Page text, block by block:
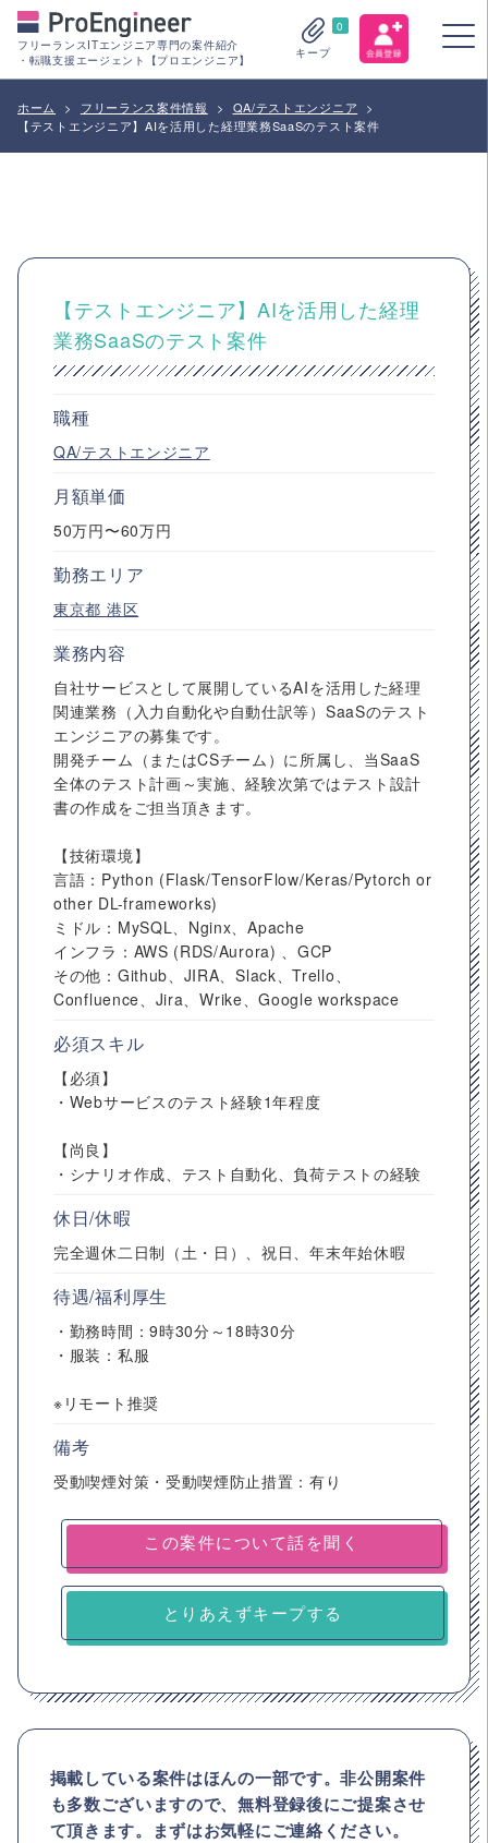
フリーランスITエンジニア専門の案件紹介
・転職支援エージェント【プロエンジニア】
0
キープ
ホーム > フリーランス案件情報 > QA/テストエンジニア
>
【テストエンジニア】AIを活用した経理業務SaaSのテスト案件
【テストエンジニア】AIを活用した経理
業務SaaSのテスト案件
職種
QA/テストエンジニア
月額単価
50万円〜60万円
勤務エリア
東京都 港区
業務内容
自社サービスとして展開しているAIを活用した経理
関連業務（入力自動化や自動仕訳等）SaaSのテスト
エンジニアの募集です。
開発チーム（またはCSチーム）に所属し、当SaaS
全体のテスト計画～実施、経験次第ではテスト設計
書の作成をご担当頂きます。
【技術環境】
言語：Python (Flask/TensorFlow/Keras/Pytorch or
other DL-frameworks)
ミドル：MySQL、Nginx、Apache
インフラ：AWS (RDS/Aurora) 、GCP
その他：Github、JIRA、Slack、Trello、
Confluence、Jira、Wrike、Google workspace
必須スキル
【必須】
・Webサービスのテスト経験1年程度
【尚良】
・シナリオ作成、テスト自動化、負荷テストの経験
休日/休暇
完全週休二日制（土・日）、祝日、年末年始休暇
待遇/福利厚生
・勤務時間：9時30分～18時30分
・服装：私服
※リモート推奨
備考
受動喫煙対策・受動喫煙防止措置：有り
とりあえずキープする
掲載している案件はほんの一部です。非公開案件
も多数ございますので、無料登録後にご提案させ
て頂きます。まずはお気軽にご連絡ください。